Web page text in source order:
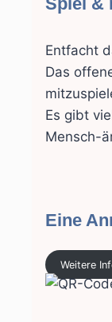
Entfacht
Das
Es gibt
Mensch-
Eine
Weitere